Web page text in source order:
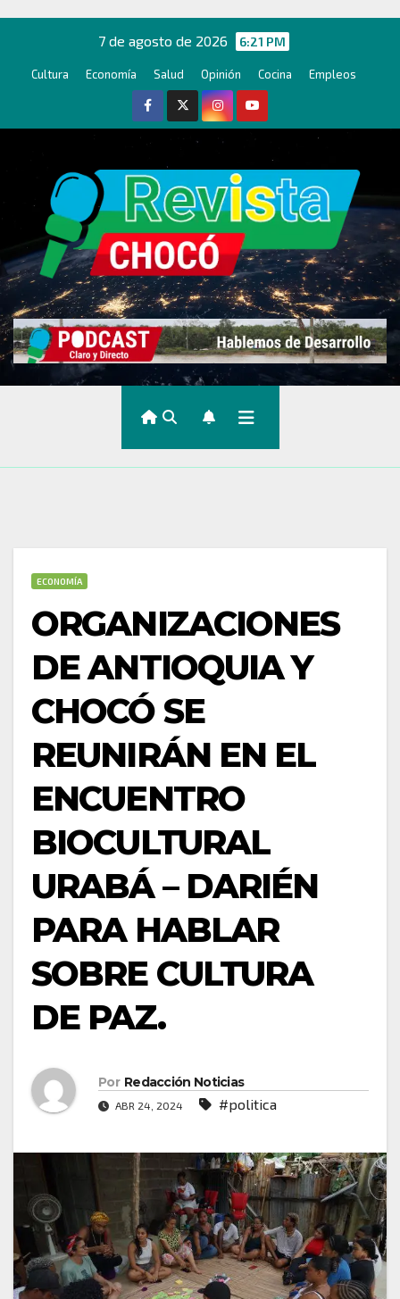
contenido
7 de agosto de 2026 6:21 PM
Cultura Economía Salud Opinión Cocina Empleos
ECONOMÍA
ORGANIZACIONES
DE ANTIOQUIA Y
CHOCÓ SE
REUNIRÁN EN EL
ENCUENTRO
BIOCULTURAL
URABÁ – DARIÉN
PARA HABLAR
SOBRE CULTURA
DE PAZ.
Por Redacción Noticias
ABR 24, 2024 #politica